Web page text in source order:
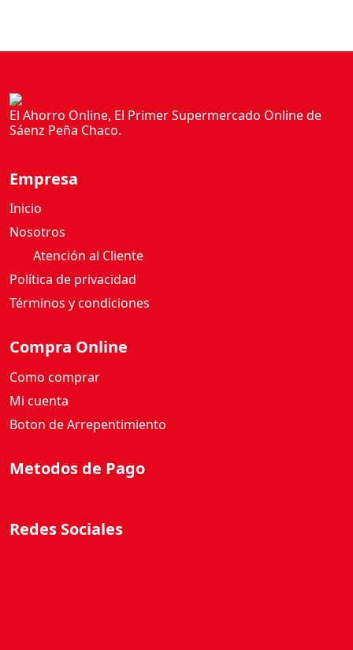
El Ahorro Online, El Primer Supermercado Online de
Sáenz Peña Chaco.
Inicio
Nosotros
Atención al Cliente
Política de privacidad
Términos y condiciones
Como comprar
Mi cuenta
Boton de Arrepentimiento